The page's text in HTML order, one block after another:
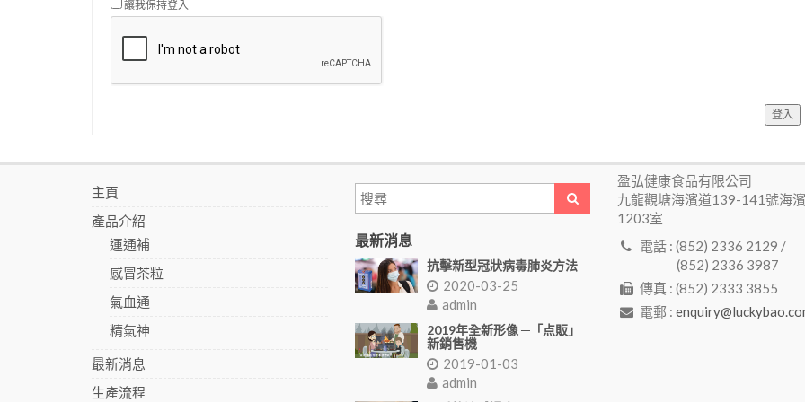
讓我保持登入
登入
主頁
產品介紹
運通補
感冒茶粒
氣血通
精氣神
最新消息
生產流程
最新消息
抗擊新型冠狀病毒肺炎方法
2020-03-25
admin
2019年全新形像 ─「点販」
新銷售機
2019-01-03
admin
盈弘健康食品有限公司
九龍觀塘海濱道139-141號海
1203室
電話 : (852) 2336 2129 /
(852) 2336 3987
傳真 : (852) 2333 3855
電郵 :